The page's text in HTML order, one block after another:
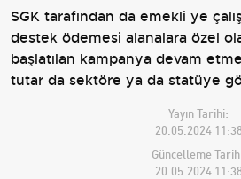
SGK tarafından da emekli ye
destek ödemesi alanalara özel
başlatılan kampanya devam
tutar da sektöre ya da statüye
Yayın Tarihi:
20.05.2024 11:38
Güncelleme
20.05.2024 11:38